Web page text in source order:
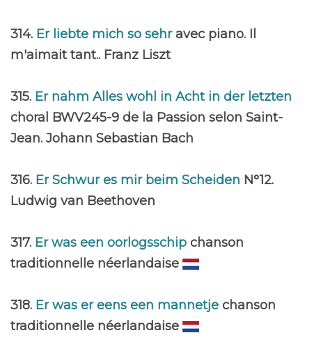
314. Er liebte mich so sehravec piano. Il
m'aimait tant.. Franz Liszt
315. Er nahm Alles wohl in Acht in der letzten
choral BWV245-9 de la Passion selon Saint-
Jean. Johann Sebastian Bach
316. Er Schwur es mir beim Scheiden N°12.
Ludwig van Beethoven
317. Er was een oorlogsschip chanson
traditionnelle néerlandaise
318. Er was er eens een mannetje chanson
traditionnelle néerlandaise